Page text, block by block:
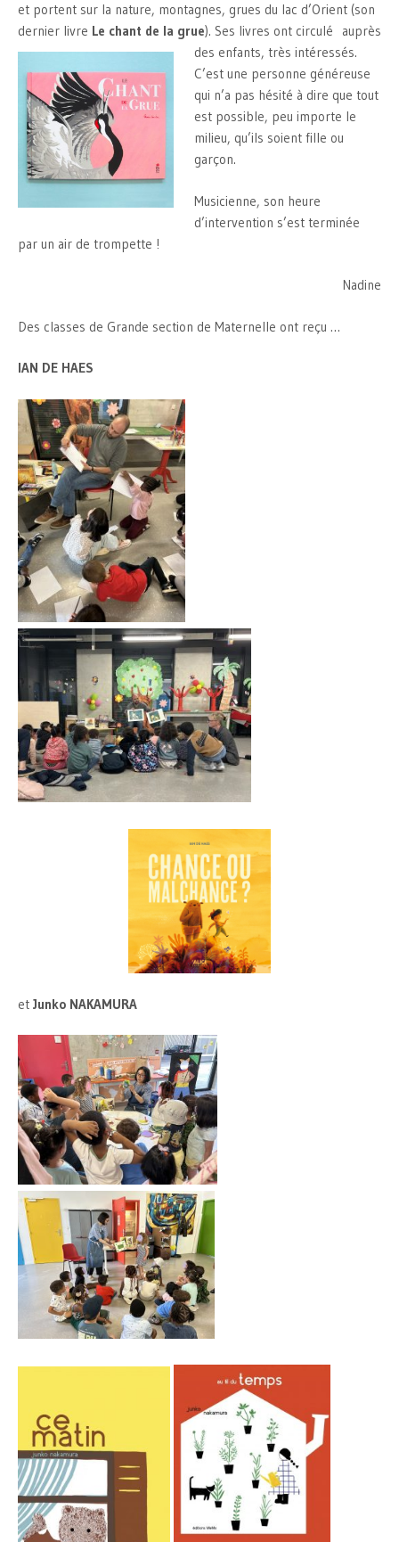
et portent sur la nature, montagnes, grues du lac d’Orient (son
dernier livre Le chant de la grue). Ses livres ont circulé auprès
des enfants, très intéressés.
C’est une personne généreuse
qui n’a pas hésité à dire que tout
est possible, peu importe le
milieu, qu’ils soient fille ou
garçon.
Musicienne, son heure
d’intervention s’est terminée
par un air de trompette !
Nadine
Des classes de Grande section de Maternelle ont reçu …
IAN DE HAES
et Junko NAKAMURA